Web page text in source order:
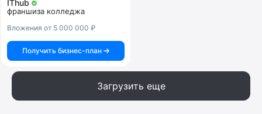
IThub
франшиза колледжа
Вложения от 5 000 000 ₽
Получить бизнес-план
Загрузить еще